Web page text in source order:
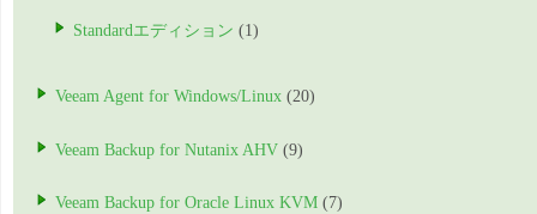
Standardエディション (1)
Veeam Agent for Windows/Linux (20)
Veeam Backup for Nutanix AHV (9)
Veeam Backup for Oracle Linux KVM (7)